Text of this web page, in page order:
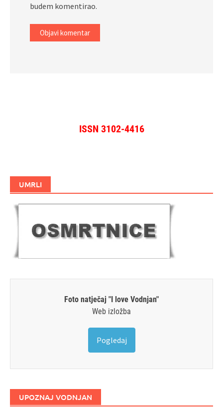
budem komentirao.
ISSN 3102-4416
UMRLI
Foto natječaj "I love Vodnjan"
Web izložba
Pogledaj
UPOZNAJ VODNJAN